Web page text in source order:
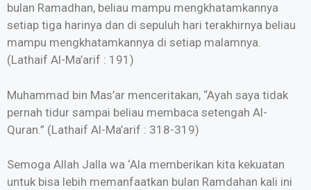
bulan Ramadhan, beliau mampu mengkhatamkannya
setiap tiga harinya dan di sepuluh hari terakhirnya beliau
mampu mengkhatamkannya di setiap malamnya.
(Lathaif Al-Ma’arif : 191)
Muhammad bin Mas’ar menceritakan, “Ayah saya tidak
pernah tidur sampai beliau membaca setengah Al-
Quran.” (Lathaif Al-Ma’arif : 318-319)
Semoga Allah Jalla wa ‘Ala memberikan kita kekuatan
untuk bisa lebih memanfaatkan bulan Ramdahan kali ini